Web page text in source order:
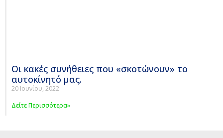
Οι κακές συνήθειες που «σκοτώνουν» το
αυτοκίνητό μας.
20 Ιουνίου, 2022
Δείτε Περισσότερα»